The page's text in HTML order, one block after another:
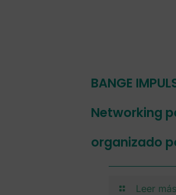
BANGE
Networking
organizado
Leer más